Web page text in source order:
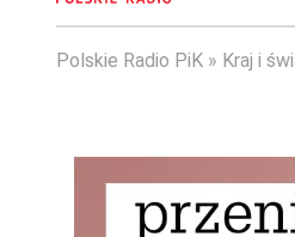
Polskie Radio PiK Kraj i